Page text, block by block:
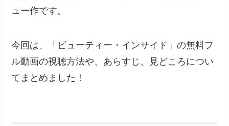
ュー作です。
今回は、「ビューティー・インサイド」の無料フ
ル動画の視聴方法や、あらすじ、見どころについ
てまとめました！